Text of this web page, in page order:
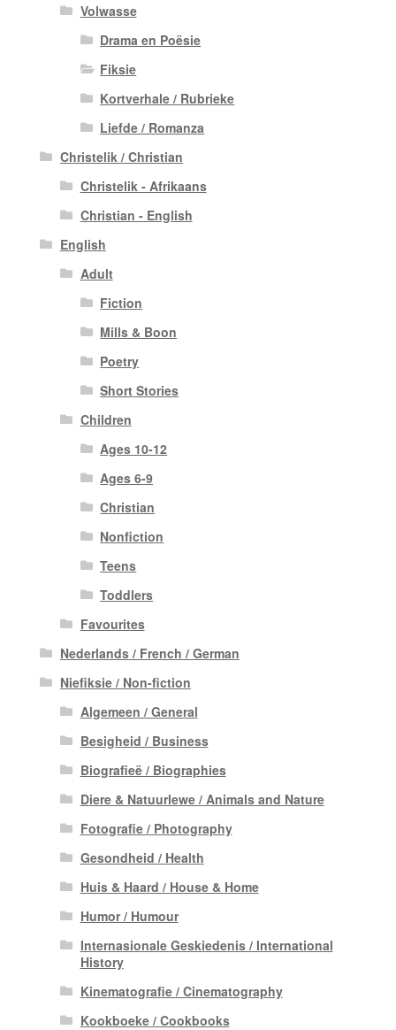
Volwasse
Drama en Poësie
Fiksie
Kortverhale / Rubrieke
Liefde / Romanza
Christelik / Christian
Christelik - Afrikaans
Christian - English
English
Adult
Fiction
Mills & Boon
Poetry
Short Stories
Children
Ages 10-12
Ages 6-9
Christian
Nonfiction
Teens
Toddlers
Favourites
Nederlands / French / German
Niefiksie / Non-fiction
Algemeen / General
Besigheid / Business
Biografieë / Biographies
Diere & Natuurlewe / Animals and Nature
Fotografie / Photography
Gesondheid / Health
Huis & Haard / House & Home
Humor / Humour
Internasionale Geskiedenis / International
History
Kinematografie / Cinematography
Kookboeke / Cookbooks